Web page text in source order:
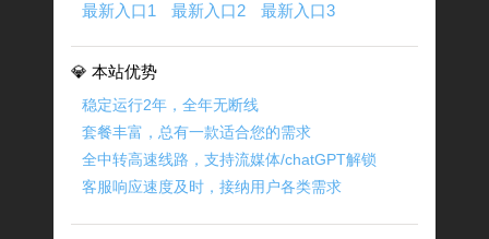
最新入口1
最新入口2 最新入口3
💎 本站优势
稳定运行2年，全年无断线
套餐丰富，总有一款适合您的需求
全中转高速线路，支持流媒体/chatGPT解锁
客服响应速度及时，接纳用户各类需求